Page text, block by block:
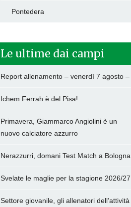
Pontedera
Le ultime dai campi
Report allenamento – venerdì 7 agosto –
Ichem Ferrah è del Pisa!
Primavera, Giammarco Angiolini è un
nuovo calciatore azzurro
Nerazzurri, domani Test Match a Bologna
Svelate le maglie per la stagione 2026/27
Settore giovanile, gli allenatori dell’attività